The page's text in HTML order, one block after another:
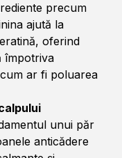
precum
ajută la
oferind
împotriva
ar fi poluarea
unui păr
anticădere